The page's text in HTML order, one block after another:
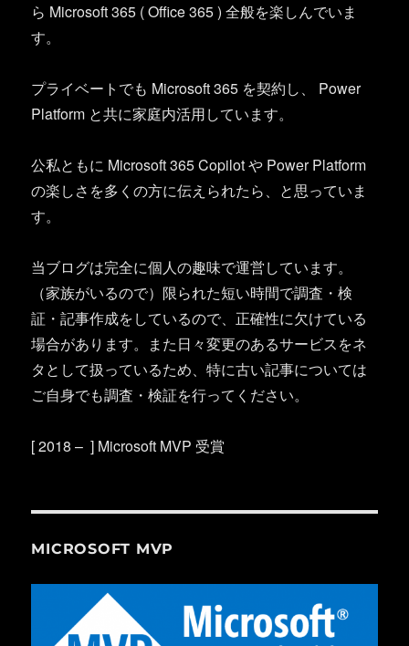
ら Microsoft 365 ( Office 365 ) 全般を楽しんでいま
す。
プライベートでも Microsoft 365 を契約し、 Power
Platform と共に家庭内活用しています。
公私ともに Microsoft 365 Copilot や Power Platform
の楽しさを多くの方に伝えられたら、と思っていま
す。
当ブログは完全に個人の趣味で運営しています。
（家族がいるので）限られた短い時間で調査・検
証・記事作成をしているので、正確性に欠けている
場合があります。また日々変更のあるサービスをネ
タとして扱っているため、特に古い記事については
ご自身でも調査・検証を行ってください。
[ 2018 – ] Microsoft MVP 受賞
MICROSOFT MVP